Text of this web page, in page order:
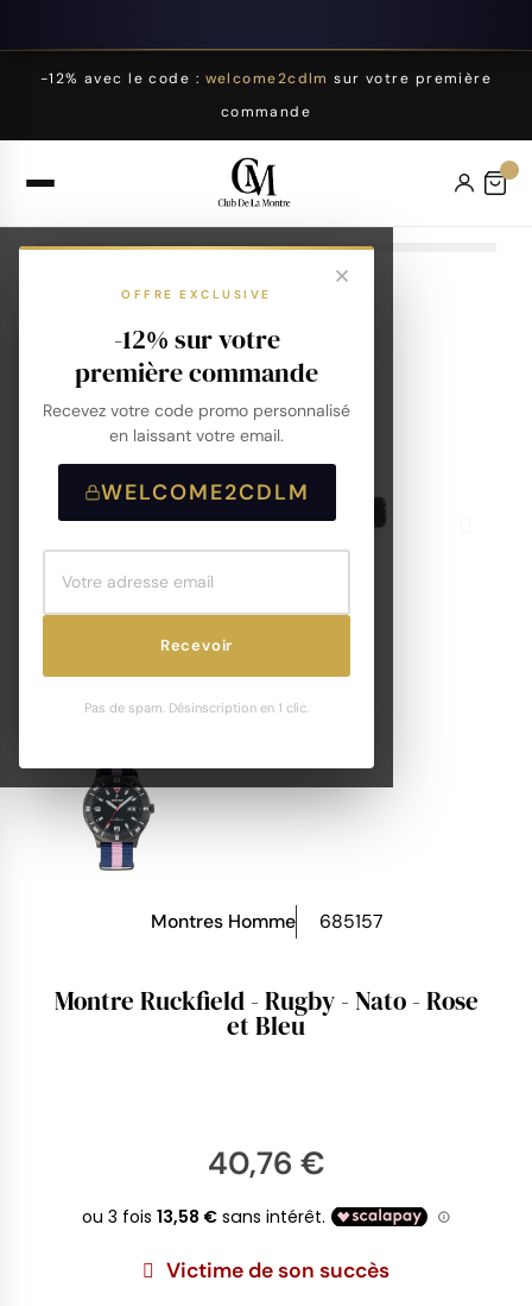
-12% avec le code : welcome2cdlm sur votre première
commande
OFFRE EXCLUSIVE
-12% sur votre
première commande
Recevez votre code promo personnalisé
en laissant votre email.
WELCOME2CDLM
Recevoir
Pas de spam. Désinscription en 1 clic.
Montres Homme 685157
Montre Ruckfield - Rugby - Nato - Rose
et Bleu
40,76 €
Victime de son succès